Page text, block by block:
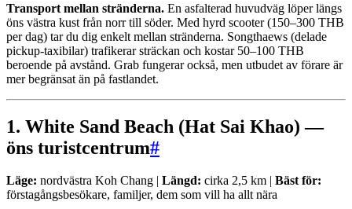
Transport mellan stränderna. En asfalterad huvudväg löper längs
öns västra kust från norr till söder. Med hyrd scooter (150–300 THB
per dag) tar du dig enkelt mellan stränderna. Songthaews (delade
pickup-taxibilar) trafikerar sträckan och kostar 50–100 THB
beroende på avstånd. Grab fungerar också, men utbudet av förare är
mer begränsat än på fastlandet.
1. White Sand Beach (Hat Sai Khao) —
öns turistcentrum#
Läge: nordvästra Koh Chang | Längd: cirka 2,5 km | Bäst för:
förstagångsbesökare, familjer, dem som vill ha allt nära